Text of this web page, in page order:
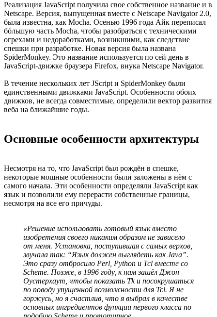
Реализация JavaScript получила свое собственное название и в
Netscape. Версия, выпущенная вместе с Netscape Navigator 2.0,
была известна, как Mocha. Осенью 1996 года Айк переписал
бóльшую часть Mocha, чтобы разобраться с техническими
огрехами и недоработками, возникшими, как следствие
спешки при разработке. Новая версия была названа
SpiderMonkey. Это название используется по сей день в
JavaScript-движке браузера Firefox, внука Netscape Navigator.
В течение нескольких лет JScript и SpiderMonkey были
единственными движками JavaScript. Особенности обоих
движков, не всегда совместимые, определили вектор развития
веба на ближайшие годы.
Основные особенности архитектуры
Несмотря на то, что JavaScript был рождён в спешке,
некоторые мощные особенности были заложены в нём с
самого начала. Эти особенности определяли JavaScript как
язык и позволили ему перерасти собственные границы,
несмотря на все его причуды.
«Решение использовать готовый язык вместо
изобретения своего никаким образом не зависело
от меня. Установка, поступившая с самых верхов,
звучала так: “Язык должен выглядеть как Java”.
Это сразу отбросило Perl, Python и Tcl вместе со
Scheme. Позже, в 1996 году, к нам зашёл Джон
Оустерхаут, чтобы показать Tk и посокрушаться
по поводу упущенной возможности для Tcl. Я не
горжусь, но я счастлив, что я выбрал в качестве
основных ингредиентов функции первого класса по